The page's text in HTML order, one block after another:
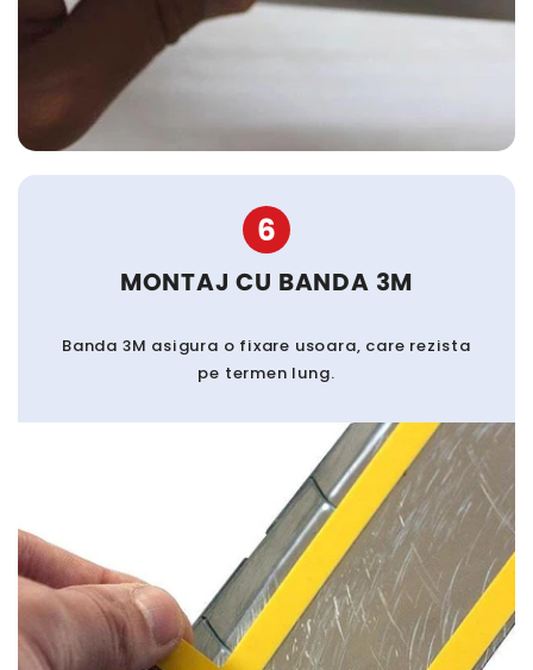
6
MONTAJ CU BANDA 3M
Banda 3M asigura o fixare usoara, care rezista
pe termen lung.